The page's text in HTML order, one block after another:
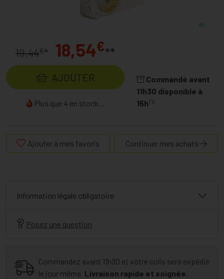
19,44€* 18,54€**
AJOUTER
Plus que 4 en stock...
Commandé avant
11h30 disponible à
15h (1)
Ajouter à mes favoris Continuer mes achats
Information légale obligatoire
Posez une question
Commandez avant 11h30 et votre colis sera expédié
le jour même. Livraison rapide et soignée.